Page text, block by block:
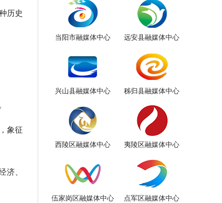
历史
象征
、
当阳市融媒体中心 远安县融媒体中心
兴山县融媒体中心 秭归县融媒体中心
西陵区融媒体中心 夷陵区融媒体中心
伍家岗区融媒体中心 点军区融媒体中心